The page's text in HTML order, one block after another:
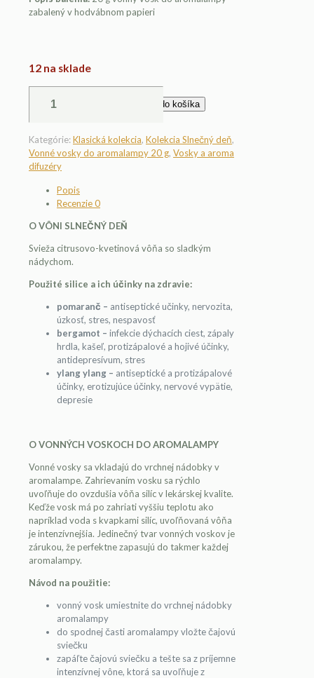
zabalený v hodvábnom papieri
12 na sklade
Vonný
deň
20
g
Pridať do košíka
Kategórie:Klasická kolekcia, Kolekcia Slnečný deň,
Vonné vosky do aromalampy 20 g, Vosky a aroma
difuzéry
Popis
Recenzie0
O VÔNI SLNEČNÝ DEŇ
Svieža citrusovo-kvetinová vôňa so sladkým
nádychom.
Použité silice a ich účinky na zdravie:
pomaranč – antiseptické učinky, nervozita,
úzkosť, stres, nespavosť
bergamot – infekcie dýchacích ciest, zápaly
hrdla, kašeľ, protizápalové a hojivé účinky,
antidepresívum, stres
ylang ylang – antiseptické a protizápalové
účinky, erotizujúce účinky, nervové vypätie,
depresie
O VONNÝCH VOSKOCH DO AROMALAMPY
Vonné vosky sa vkladajú do vrchnej nádobky v
aromalampe. Zahrievaním vosku sa rýchlo
uvoľňuje do ovzdušia vôňa silíc v lekárskej kvalite.
Keďže vosk má po zahriati vyššiu teplotu ako
napríklad voda s kvapkami silíc, uvoľňovaná vôňa
je intenzívnejšia. Jedinečný tvar vonných voskov je
zárukou, že perfektne zapasujú do takmer každej
aromalampy.
Návod na použitie:
vonný vosk umiestnite do vrchnej nádobky
aromalampy
do spodnej časti aromalampy vložte čajovú
sviečku
zapáľte čajovú sviečku a tešte sa z príjemne
intenzívnej vône, ktorá sa uvoľňuje z